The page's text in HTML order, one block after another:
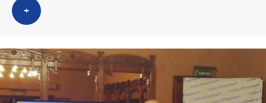
+